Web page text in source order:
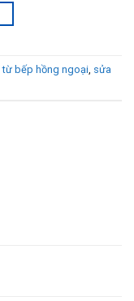
từ bếp hồng ngoại sửa